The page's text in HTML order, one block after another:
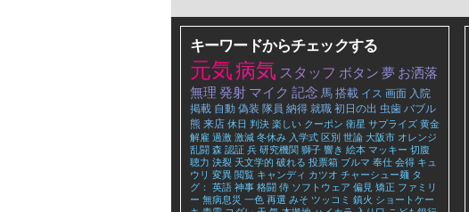
キーワードからチェックする
元気病気 スタッフ ボタン 夢 お洒落
無理 発射 マイク 記念 馬 搭載 イス 画面 入院
掲載 自動 偽装 隊員 納得 就職 初日の出 虫歯 バブル
熊 来店 休日 判決 楽しい クーポン 衛星 サプライズ 黄金
解雇 過激 激減 冬休み 入学式 区別 世論 大阪市 オレンジ
乱闘 森 認証 兵 研究機関 獅子 響き 絵本 マッキー 切腹
聴力 決裂 天文学的 破れる 投票箱 ブルマ 奉仕 会得 キュ
ウリ 変異 閲覧 キャンディ カツオ チャーシュー麺 タ
グ： 英語 神事 格闘 侍 ソフトウェア 偏見 矯正 ファミリ
ー 無病息災 一色 再選 みそ ツッコミ 鎮火 ショートケー